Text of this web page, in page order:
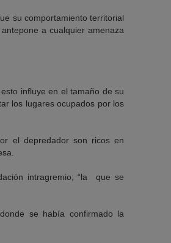
su comportamiento territorial
a cualquier amenaza
influye en el tamaño de su
los lugares ocupados por los
el depredador son ricos en
intragremio; “la que se
se había confirmado la